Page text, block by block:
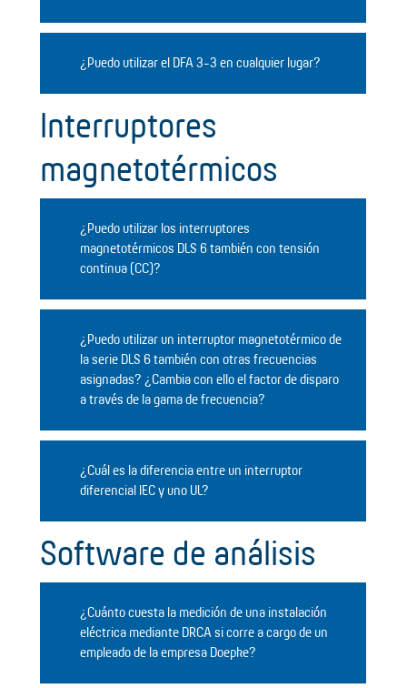
¿Puedo utilizar el DFA 3-3 en cualquier lugar?
Interruptores
magnetotérmicos
¿Puedo utilizar los interruptores
magnetotérmicos DLS 6 también con tensión
continua (CC)?
¿Puedo utilizar un interruptor magnetotérmico de
la serie DLS 6 también con otras frecuencias
asignadas? ¿Cambia con ello el factor de disparo
a través de la gama de frecuencia?
¿Cuál es la diferencia entre un interruptor
diferencial IEC y uno UL?
Software de análisis
¿Cuánto cuesta la medición de una instalación
eléctrica mediante DRCA si corre a cargo de un
empleado de la empresa Doepke?